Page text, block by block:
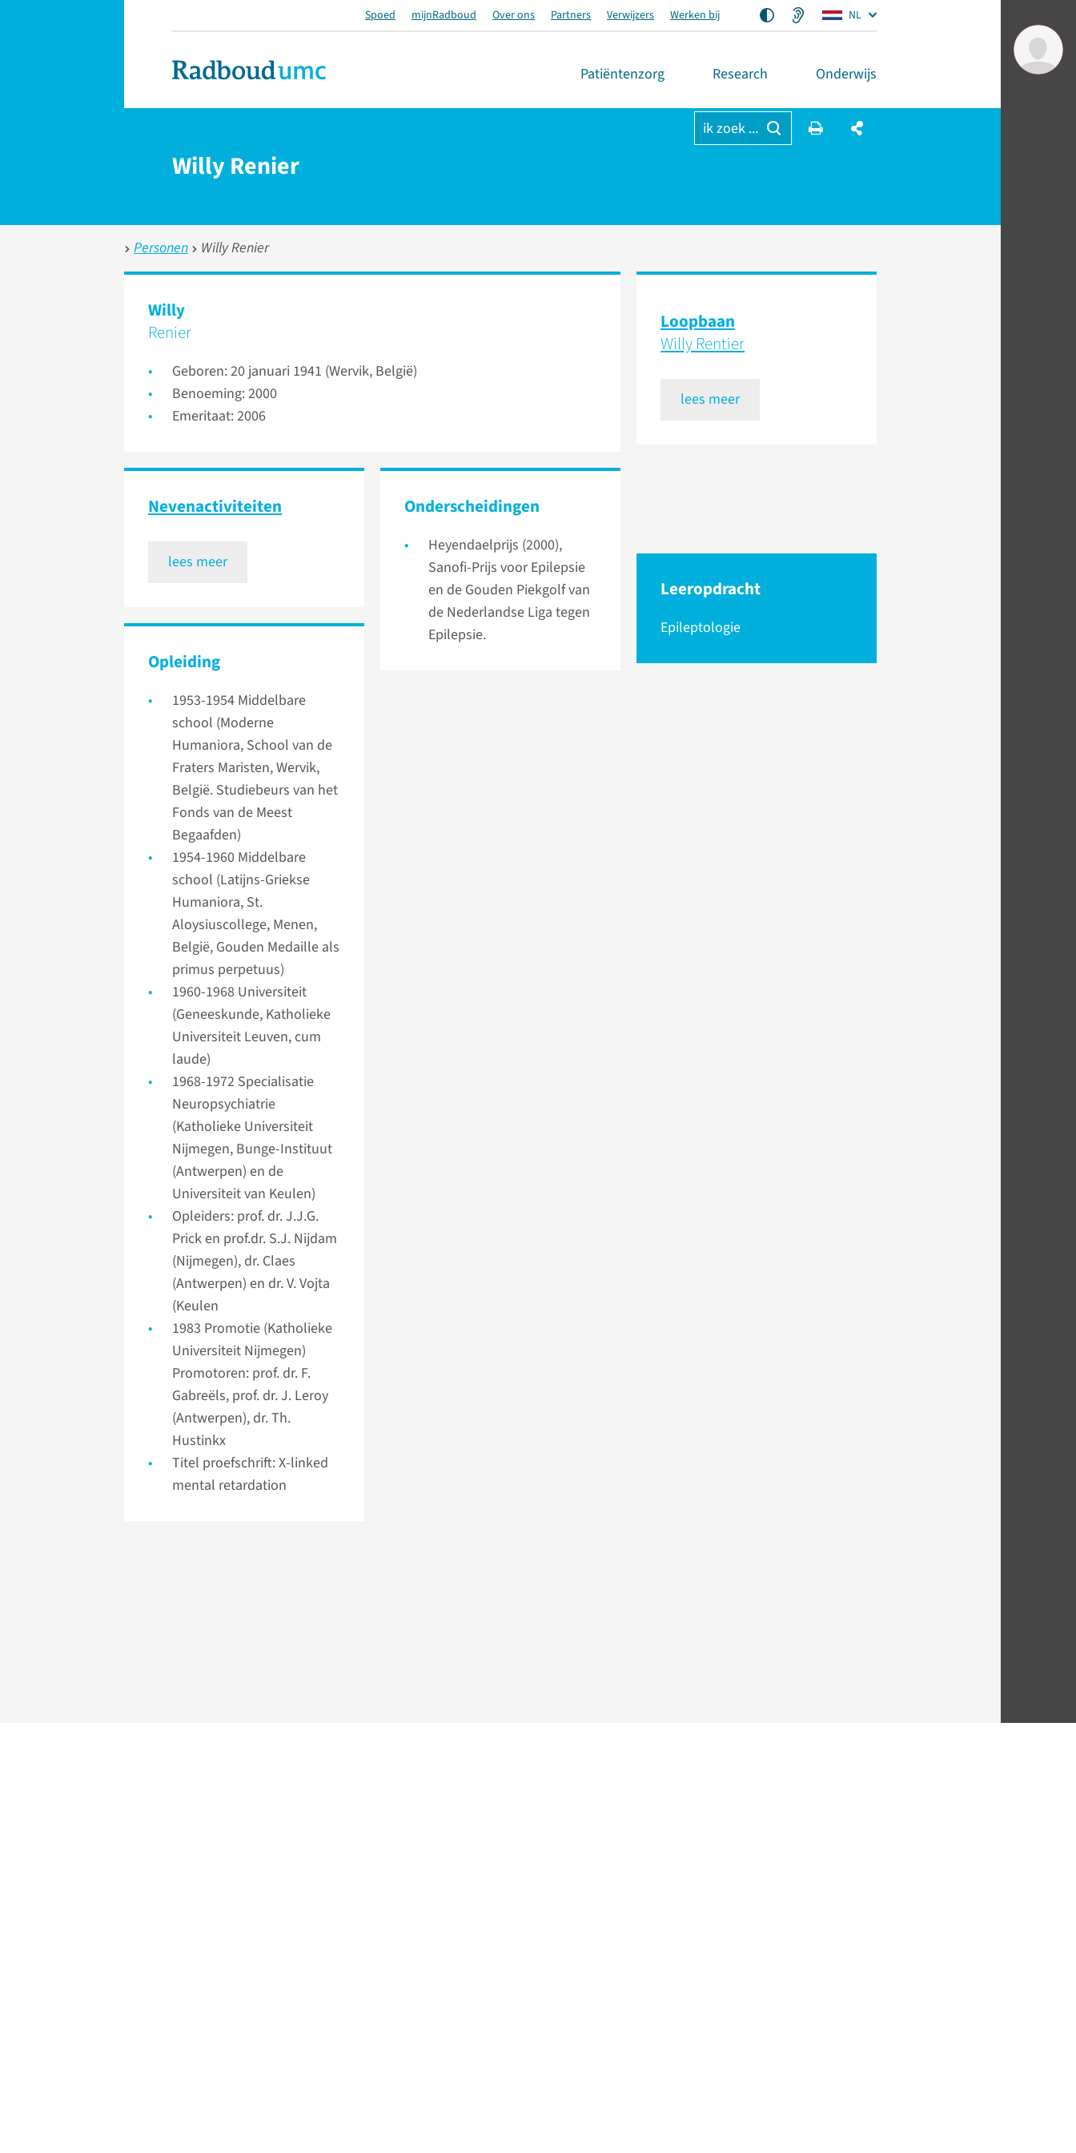
Spoed mijnRadboud Over ons Partners Verwijzers Werken bij NL
Patiëntenzorg Research Onderwijs
ik zoek ...
Willy Renier
Personen Willy Renier
Willy
Renier
Geboren: 20 januari 1941 (Wervik, België)
Benoeming: 2000
Emeritaat: 2006
Loopbaan
Willy Rentier
lees meer
Neven­activiteiten
lees meer
Onder­scheidingen
Heyendaelprijs (2000),
Sanofi-Prijs voor Epilepsie
en de Gouden Piekgolf van
de Nederlandse Liga tegen
Epilepsie.
Leeropdracht
Epileptologie
Opleiding
1953-1954 Middelbare
school (Moderne
Humaniora, School van de
Fraters Maristen, Wervik,
België. Studiebeurs van het
Fonds van de Meest
Begaafden)
1954-1960 Middelbare
school (Latijns-Griekse
Humaniora, St.
Aloysiuscollege, Menen,
België, Gouden Medaille als
primus perpetuus)
1960-1968 Universiteit
(Geneeskunde, Katholieke
Universiteit Leuven, cum
laude)
1968-1972 Specialisatie
Neuropsychiatrie
(Katholieke Universiteit
Nijmegen, Bunge-Instituut
(Antwerpen) en de
Universiteit van Keulen)
Opleiders: prof. dr. J.J.G.
Prick en prof.dr. S.J. Nijdam
(Nijmegen), dr. Claes
(Antwerpen) en dr. V. Vojta
(Keulen
1983 Promotie (Katholieke
Universiteit Nijmegen)
Promotoren: prof. dr. F.
Gabreëls, prof. dr. J. Leroy
(Antwerpen), dr. Th.
Hustinkx
Titel proefschrift: X-linked
mental retardation